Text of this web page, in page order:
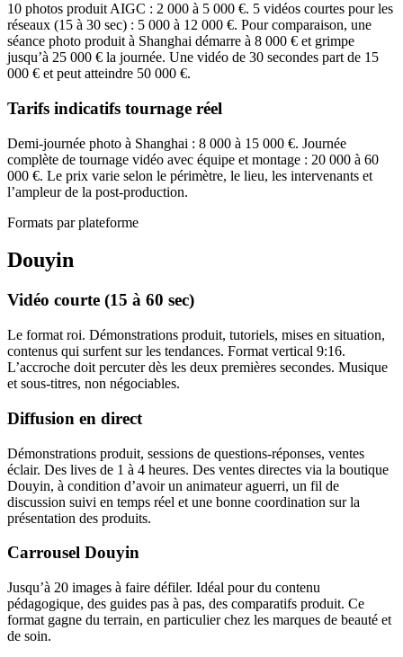
10 photos produit AIGC : 2 000 à 5 000 €. 5 vidéos courtes pour les
réseaux (15 à 30 sec) : 5 000 à 12 000 €. Pour comparaison, une
séance photo produit à Shanghai démarre à 8 000 € et grimpe
jusqu’à 25 000 € la journée. Une vidéo de 30 secondes part de 15
000 € et peut atteindre 50 000 €.
Tarifs indicatifs tournage réel
Demi-journée photo à Shanghai : 8 000 à 15 000 €. Journée
complète de tournage vidéo avec équipe et montage : 20 000 à 60
000 €. Le prix varie selon le périmètre, le lieu, les intervenants et
l’ampleur de la post-production.
Formats par plateforme
Douyin
Vidéo courte (15 à 60 sec)
Le format roi. Démonstrations produit, tutoriels, mises en situation,
contenus qui surfent sur les tendances. Format vertical 9:16.
L’accroche doit percuter dès les deux premières secondes. Musique
et sous-titres, non négociables.
Diffusion en direct
Démonstrations produit, sessions de questions-réponses, ventes
éclair. Des lives de 1 à 4 heures. Des ventes directes via la boutique
Douyin, à condition d’avoir un animateur aguerri, un fil de
discussion suivi en temps réel et une bonne coordination sur la
présentation des produits.
Carrousel Douyin
Jusqu’à 20 images à faire défiler. Idéal pour du contenu
pédagogique, des guides pas à pas, des comparatifs produit. Ce
format gagne du terrain, en particulier chez les marques de beauté et
de soin.